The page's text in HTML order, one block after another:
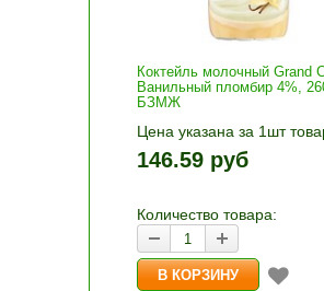
Коктейль молочный Grand
Ванильный пломбир 4%,
БЗМЖ
Цена указана за 1шт
1шт прибавляется
и «-». Выберите нужное
корзину»
146.59 руб
Количество товара: